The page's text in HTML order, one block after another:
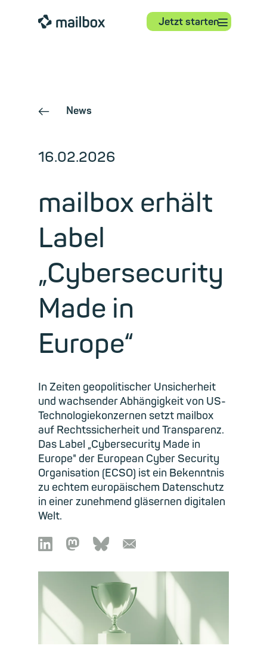
mailbox Jetzt starten⋮
← News
16.02.2026
mailbox erhält
Label
„Cybersecurity
Made in
Europe“
In Zeiten geopolitischer Unsicherheit
und wachsender Abhängigkeit von US-
Technologiekonzernen setzt mailbox
auf Rechtssicherheit und Transparenz.
Das Label „Cybersecurity Made in
Europe" der European Cyber Security
Organisation (ECSO) ist ein Bekenntnis
zu echtem europäischem Datenschutz
in einer zunehmend gläsernen digitalen
Welt.
 🦣︎ 🦋︎ 📧︎